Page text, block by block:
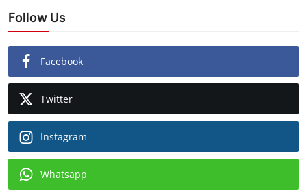
Follow Us
Facebook
Twitter
Instagram
Whatsapp